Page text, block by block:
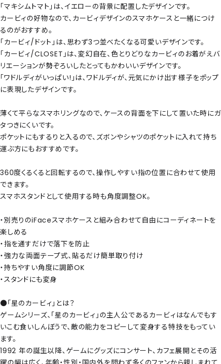
「マキシムトマト」は、イエローの背景に配置したデザインです。
カービィの好物なので、カービィデザインのスマホケースと一緒につけ
るのがおすすめ。
「カービィ/ドット」は、思わず3つ並べたくなる可愛いデザインです。
「カービィ/CLOSET」は、変幻自在、色とりどりなカービィのお着がえバ
リエーションが勢ぞろいしたとってもかわいいデザインです。
「ワドルディがいっぱい!」は、ワドルディが、元気にかけ出す様子をポップ
に表現したデザインです。
薄くて平らなスマホリングなので、ケースの背面を下にして置いた時にガ
タつきにくいです。
ポケットにもするりと入るので、ズボンやシャツのポケットに入れて持ち
運ぶ方にもおすすめです。
360度くるくると回転するので、操作しやすい指の位置に合わせて使用
できます。
スマホスタンドとして使用する時も角度調整OK。
・別売りのiFaceスマホケースと組み合わせて自由にコーディネートを
楽しめる
・指を通すだけで落下を防止
・強力な両面テープ式、貼るだけ簡単取り付け
・持ちやすい角度に調節OK
・スタンドにも変身
●「星のカービィ」とは？
ゲームシリーズ、「星のカービィ」の主人公であるカービィはなんでもす
いこむ食いしんぼうで、敵の能力をコピーして変身する特技をもってい
ます。
1992 年の誕生以降、ゲームにグッズにコンサート、カフェ展開とその活